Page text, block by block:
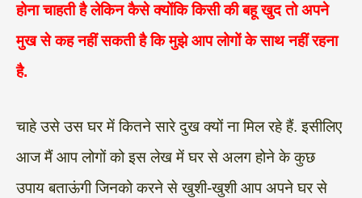
होना चाहती है लेकिन कैसे क्योंकि किसी की बहू खुद तो अपने
मुख से कह नहीं सकती है कि मुझे आप लोगों के साथ नहीं रहना
है.
चाहे उसे उस घर में कितने सारे दुख क्यों ना मिल रहे हैं. इसीलिए
आज मैं आप लोगों को इस लेख में घर से अलग होने के कुछ
उपाय बताऊंगी जिनको करने से खुशी-खुशी आप अपने घर से